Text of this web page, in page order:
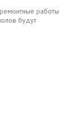
работы
будут